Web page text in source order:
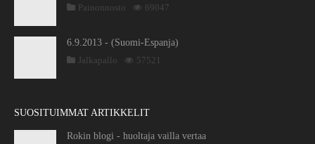
Painonnosto
69047
6.9.2013 - (Suomi-Espanja)
Jalkapallo
57521
SUOSITUIMMAT ARTIKKELIT
Rokin blogi - huoltaja vailla vertaa